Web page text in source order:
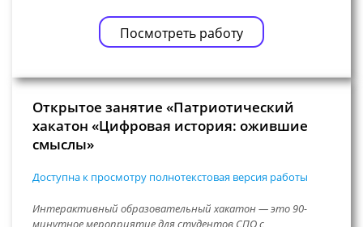
Посмотреть работу
Открытое занятие «Патриотический
хакатон «Цифровая история: ожившие
смыслы»
Доступна к просмотру полнотекстовая версия работы
Интерактивный образовательный хакатон — это 90-
минутное мероприятие для студентов СПО с